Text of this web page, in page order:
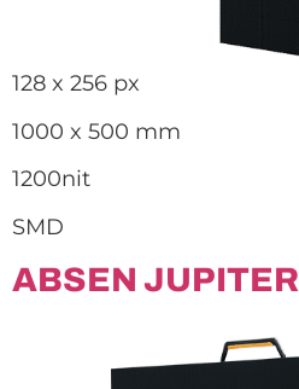
128 x 256 px
1000 x 500 mm
1200nit
SMD
ABSEN JUPITER